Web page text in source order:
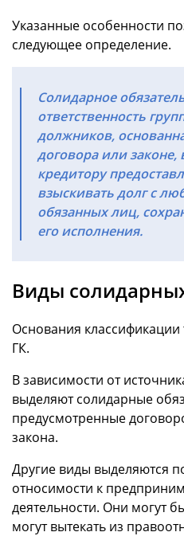
Указанные особенности
следующее определение.
Солидарное
ответственность
должников,
договора или законе,
кредитору
взыскивать долг с
обязанных лиц,
его исполнения.
Виды
Основания классификации
ГК.
В зависимости от
выделяют солидарные
предусмотренные
закона.
Другие виды выделяются
относимости к
деятельности. Они могут
могут вытекать из